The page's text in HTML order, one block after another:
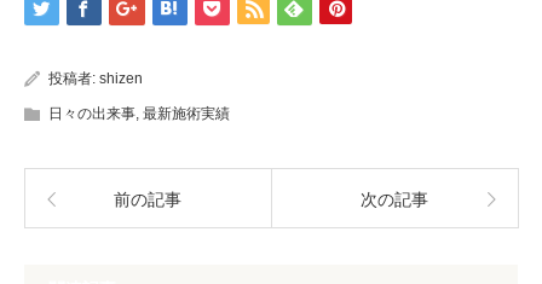
投稿者: shizen
日々の出来事, 最新施術実績
前の記事 次の記事